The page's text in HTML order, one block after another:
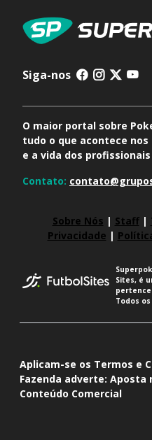
Siga-nos
O maior portal sobre
tudo o que acontece
e a vida dos profissionais
Contato:
Sobre Nós | Staff|
Privacidade |
Sites, é
Todos
Aplicam-se os Termos e
Fazenda adverte:
Conteúdo Comercial